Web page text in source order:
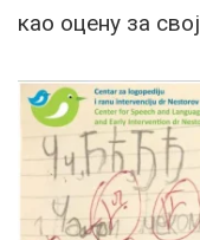
као оцену за